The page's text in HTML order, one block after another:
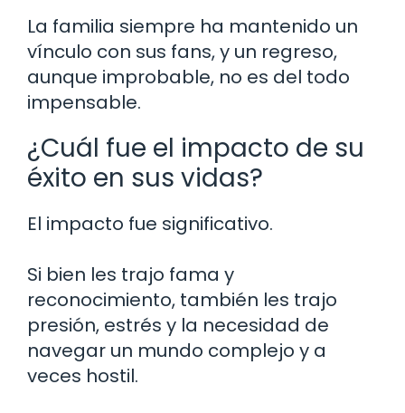
La familia siempre ha mantenido un
vínculo con sus fans, y un regreso,
aunque improbable, no es del todo
impensable.
¿Cuál fue el impacto de su
éxito en sus vidas?
El impacto fue significativo.
Si bien les trajo fama y
reconocimiento, también les trajo
presión, estrés y la necesidad de
navegar un mundo complejo y a
veces hostil.